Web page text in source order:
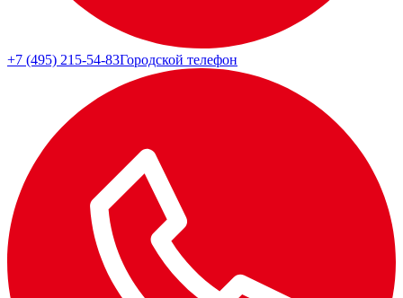
+7 (495) 215-54-83Городской телефон